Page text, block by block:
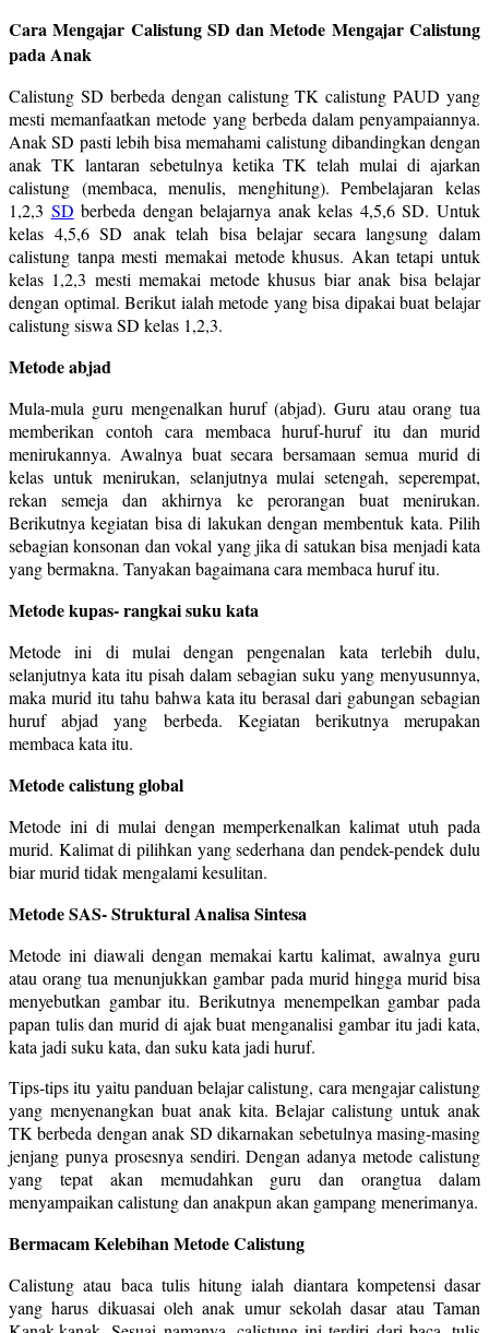
Cara Mengajar Calistung SD dan Metode Mengajar Calistung
pada Anak
Calistung SD berbeda dengan calistung TK calistung PAUD yang
mesti memanfaatkan metode yang berbeda dalam penyampaiannya.
Anak SD pasti lebih bisa memahami calistung dibandingkan dengan
anak TK lantaran sebetulnya ketika TK telah mulai di ajarkan
calistung (membaca, menulis, menghitung). Pembelajaran kelas
1,2,3 SD berbeda dengan belajarnya anak kelas 4,5,6 SD. Untuk
kelas 4,5,6 SD anak telah bisa belajar secara langsung dalam
calistung tanpa mesti memakai metode khusus. Akan tetapi untuk
kelas 1,2,3 mesti memakai metode khusus biar anak bisa belajar
dengan optimal. Berikut ialah metode yang bisa dipakai buat belajar
calistung siswa SD kelas 1,2,3.
Metode abjad
Mula-mula guru mengenalkan huruf (abjad). Guru atau orang tua
memberikan contoh cara membaca huruf-huruf itu dan murid
menirukannya. Awalnya buat secara bersamaan semua murid di
kelas untuk menirukan, selanjutnya mulai setengah, seperempat,
rekan semeja dan akhirnya ke perorangan buat menirukan.
Berikutnya kegiatan bisa di lakukan dengan membentuk kata. Pilih
sebagian konsonan dan vokal yang jika di satukan bisa menjadi kata
yang bermakna. Tanyakan bagaimana cara membaca huruf itu.
Metode kupas- rangkai suku kata
Metode ini di mulai dengan pengenalan kata terlebih dulu,
selanjutnya kata itu pisah dalam sebagian suku yang menyusunnya,
maka murid itu tahu bahwa kata itu berasal dari gabungan sebagian
huruf abjad yang berbeda. Kegiatan berikutnya merupakan
membaca kata itu.
Metode calistung global
Metode ini di mulai dengan memperkenalkan kalimat utuh pada
murid. Kalimat di pilihkan yang sederhana dan pendek-pendek dulu
biar murid tidak mengalami kesulitan.
Metode SAS- Struktural Analisa Sintesa
Metode ini diawali dengan memakai kartu kalimat, awalnya guru
atau orang tua menunjukkan gambar pada murid hingga murid bisa
menyebutkan gambar itu. Berikutnya menempelkan gambar pada
papan tulis dan murid di ajak buat menganalisi gambar itu jadi kata,
kata jadi suku kata, dan suku kata jadi huruf.
Tips-tips itu yaitu panduan belajar calistung, cara mengajar calistung
yang menyenangkan buat anak kita. Belajar calistung untuk anak
TK berbeda dengan anak SD dikarnakan sebetulnya masing-masing
jenjang punya prosesnya sendiri. Dengan adanya metode calistung
yang tepat akan memudahkan guru dan orangtua dalam
menyampaikan calistung dan anakpun akan gampang menerimanya.
Bermacam Kelebihan Metode Calistung
Calistung atau baca tulis hitung ialah diantara kompetensi dasar
yang harus dikuasai oleh anak umur sekolah dasar atau Taman